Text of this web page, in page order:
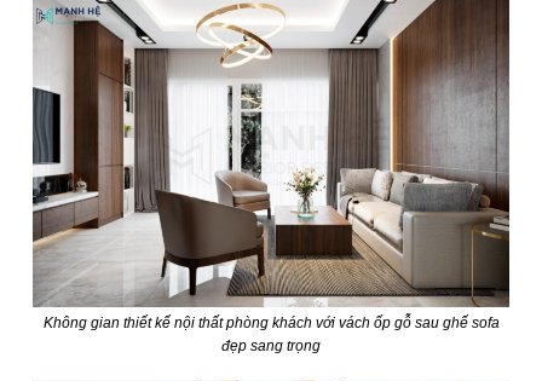
Không gian thiết kế nội thất phòng khách với vách ốp gỗ sau ghế sofa
đẹp sang trọng